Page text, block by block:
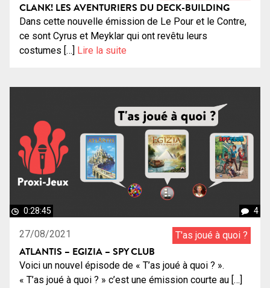
CLANK! LES AVENTURIERS DU DECK-BUILDING
Dans cette nouvelle émission de Le Pour et le Contre,
ce sont Cyrus et Meyklar qui ont revêtu leurs
costumes […] Lire la suite
0:28:45 4
27/08/2021 T'as joué à quoi ?
ATLANTIS – EGIZIA – SPY CLUB
Voici un nouvel épisode de « T’as joué à quoi ? ».
« T’as joué à quoi ? » c’est une émission courte au […]